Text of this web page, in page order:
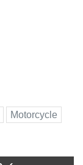
Motorcycle